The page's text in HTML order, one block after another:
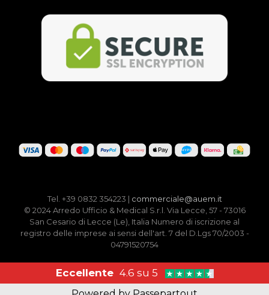
Tel. +39 0832 354223 | commerciale@auem.it
© 2024 Arredo Ufficio & Medical S.r.l. Via Lecce, 57 - 73016
San Cesario di Lecce (Le), Italia Numero di iscrizione al
registro delle imprese ai sensi dell'art. 7 del D.Lgs 70/2003 -
04791520754
Eccellente 4.6 su 5